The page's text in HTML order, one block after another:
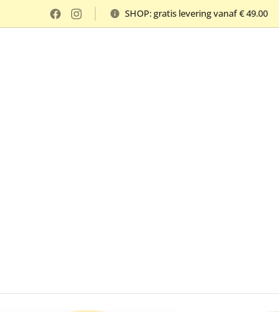
SHOP: gratis levering vanaf € 49.00